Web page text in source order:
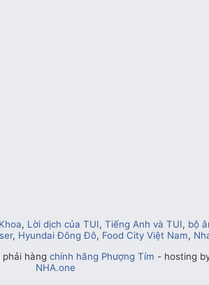
, Lời dịch của TUI, Tiếng Anh và TUI, bộ
, Hyundai Đông Đô, Food City Việt Nam,
hàng chính hãng Phượng Tím - hosting
NHA.one